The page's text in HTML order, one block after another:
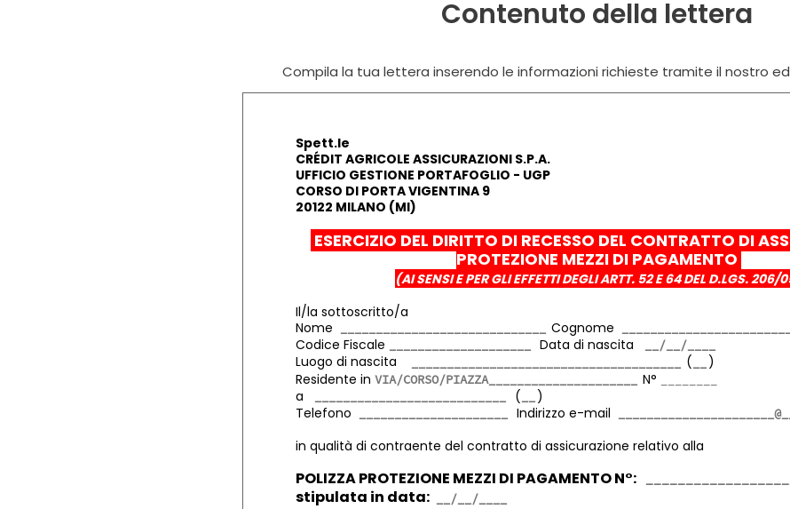
Contenuto della lettera
Compila la tua lettera inserendo le informazioni richieste tramite il nostro
Spett.le
CRÉDIT AGRICOLE ASSICURAZIONI S.P.A.
UFFICIO GESTIONE PORTAFOGLIO - UGP
CORSO DI PORTA VIGENTINA 9
20122 MILANO (MI)
ESERCIZIO DEL DIRITTO DI RECESSO DEL CONTRATTO DI
PROTEZIONE MEZZI DI PAGAMENTO
(AI SENSI E PER GLI EFFETTI DEGLI ARTT. 52 E 64 DEL D.LGS. 206/
Il/la sottoscritto/a
Nome
Cognome
Codice Fiscale
Data di nascita
Luogo di nascita
(
)
Residente in
N°
a
(
)
Telefono
Indirizzo e-mail
in qualità di contraente del contratto di assicurazione relativo alla
POLIZZA PROTEZIONE MEZZI DI PAGAMENTO N°:
stipulata in data: